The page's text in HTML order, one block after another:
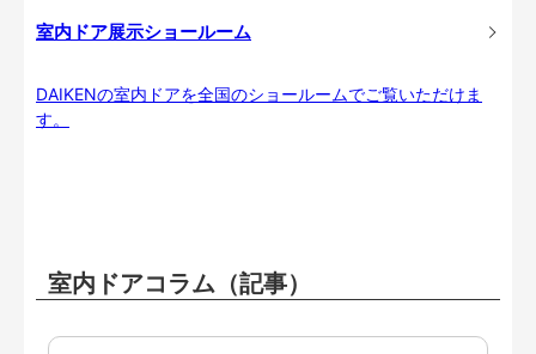
室内ドア展示ショールーム
DAIKENの室内ドアを全国のショールームでご覧いただけま
す。
室内ドアコラム（記事）